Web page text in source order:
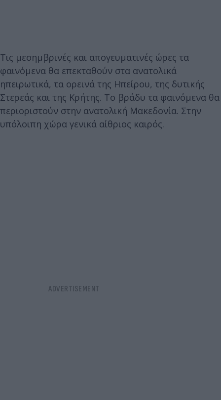
Τις μεσημβρινές και απογευματινές ώρες τα
φαινόμενα θα επεκταθούν στα ανατολικά
ηπειρωτικά, τα ορεινά της Ηπείρου, της δυτικής
Στερεάς και της Κρήτης. Το βράδυ τα φαινόμενα θα
περιοριστούν στην ανατολική Μακεδονία. Στην
υπόλοιπη χώρα γενικά αίθριος καιρός.